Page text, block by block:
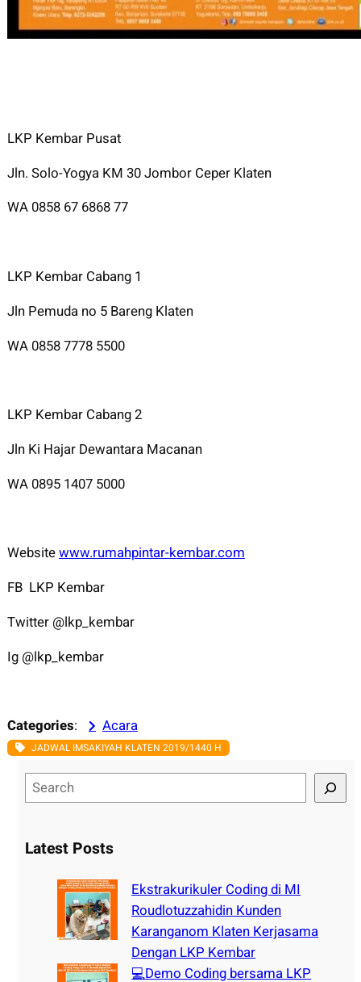
LKP Kembar Pusat
Jln. Solo-Yogya KM 30 Jombor Ceper Klaten
WA 0858 67 6868 77
LKP Kembar Cabang 1
Jln Pemuda no 5 Bareng Klaten
WA 0858 7778 5500
LKP Kembar Cabang 2
Jln Ki Hajar Dewantara Macanan
WA 0895 1407 5000
Websitewww.rumahpintar-kembar.com
FB LKP Kembar
Twitter @lkp_kembar
Ig @lkp_kembar
Categories: Acara
JADWAL IMSAKIYAH KLATEN 2019/1440 H
e
rLatest Posts
Ekstrakurikuler Coding di MI
Roudlotuzzahidin Kunden
Karanganom Klaten Kerjasama
Dengan LKP Kembar
💻Demo Coding bersama LKP